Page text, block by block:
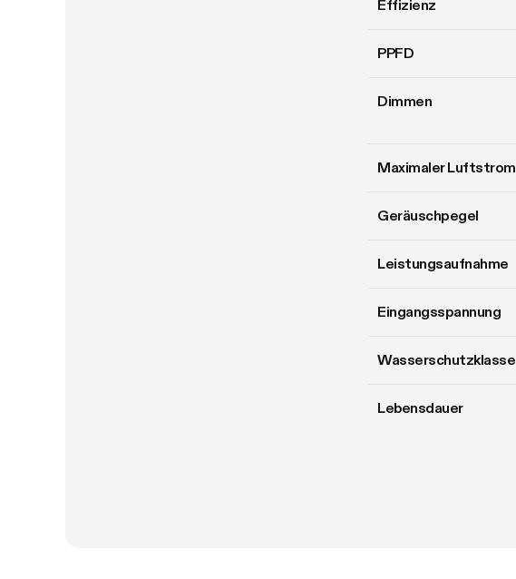
Effizienz
PPFD
Dimmen
Maximaler Luftstrom
Geräuschpegel
Leistungsaufnahme
Eingangsspannung
Wasserschutzklasse
Lebensdauer